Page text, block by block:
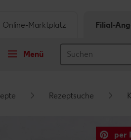
Menü
Online-Marktplatz Filial-
Rezeptsuche
per